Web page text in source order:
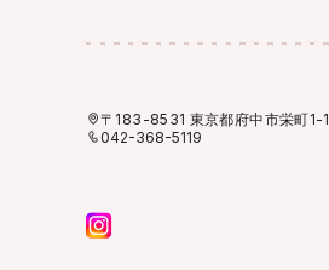
〒183-8531 東京都府中市栄町1-1
042-368-5119